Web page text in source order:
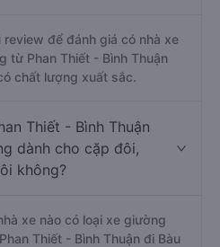
để đánh giá có nhà xe
từ Phan Thiết - Bình Thuận
chất lượng xuất sắc.
Thiết - Bình Thuận
dành cho cặp đôi,
không?
xe nào có loại xe giường
Thiết - Bình Thuận đi Bàu